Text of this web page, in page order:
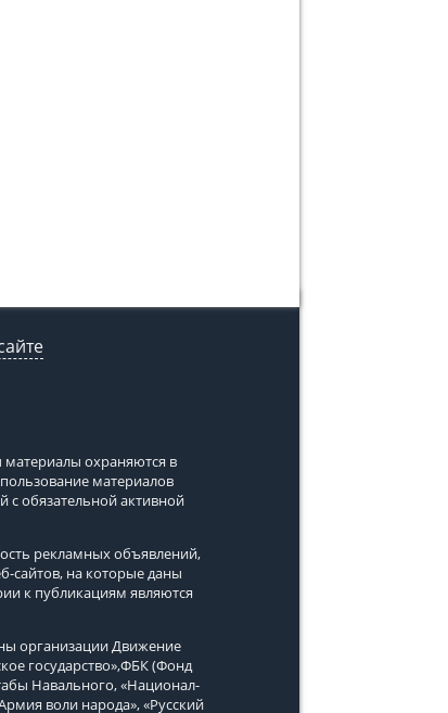
материалы охраняются в
материалов
с обязательной активной
рекламных объявлений,
сайтов, на которые даны
к публикациям являются
организации Движение
государство»,ФБК (Фонд
Навального, «Национал-
воли народа», «Русский